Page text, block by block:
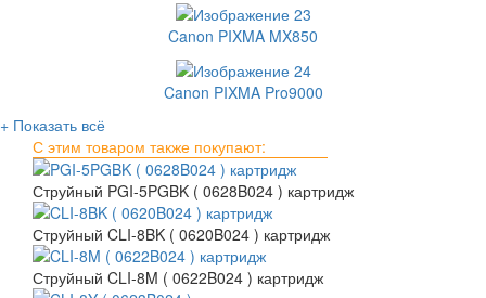
Canon PIXMA MX850
Canon PIXMA Pro9000
+ Показать всё
С этим товаром также покупают:
Струйный PGI-5PGBK ( 0628B024 ) картридж
Струйный CLI-8BK ( 0620B024 ) картридж
Струйный CLI-8M ( 0622B024 ) картридж